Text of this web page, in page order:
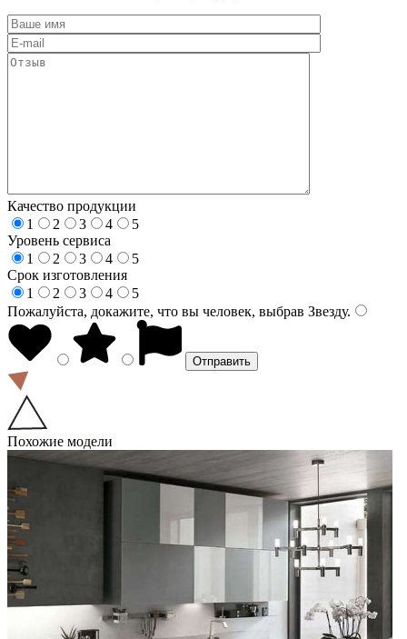
Качество продукции
1
2 3 4
5
Уровень сервиса
1
2 3 4
5
Срок изготовления
1
2 3 4
5
Пожалуйста, докажите, что вы человек, выбрав Звезду.
Похожие модели